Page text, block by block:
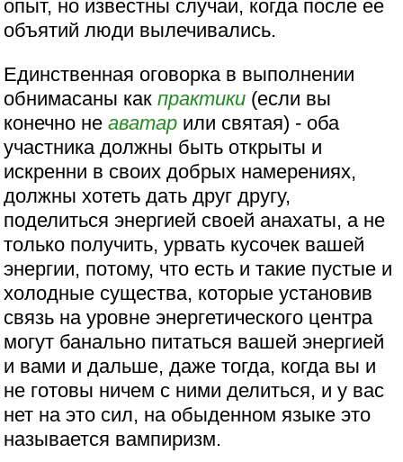
опыт, но известны случаи, когда после ее
объятий люди вылечивались.
Единственная оговорка в выполнении
обнимасаны какпрактики (если вы
конечно неаватар или святая) - оба
участника должны быть открыты и
искренни в своих добрых намерениях,
должны хотеть дать друг другу,
поделиться энергией своей анахаты, а не
только получить, урвать кусочек вашей
энергии, потому, что есть и такие пустые и
холодные существа, которые установив
связь на уровне энергетического центра
могут банально питаться вашей энергией
и вами и дальше, даже тогда, когда вы и
не готовы ничем с ними делиться, и у вас
нет на это сил, на обыденном языке это
называется вампиризм.